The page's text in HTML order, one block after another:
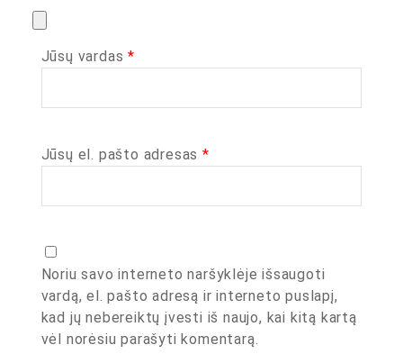
Jūsų vardas*
Jūsų el. pašto adresas *
Noriu savo interneto naršyklėje išsaugoti
vardą, el. pašto adresą ir interneto puslapį,
kad jų nebereiktų įvesti iš naujo, kai kitą kartą
vėl norėsiu parašyti komentarą.